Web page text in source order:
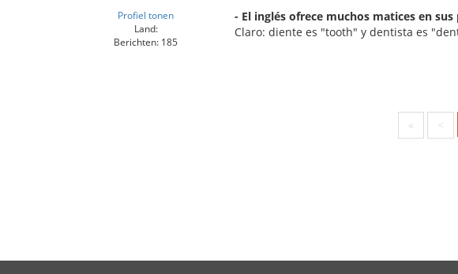
Profiel tonen
Land:
Berichten: 185
- El inglés ofrece muchos matices en sus
Claro: diente es "tooth" y dentista es
« <